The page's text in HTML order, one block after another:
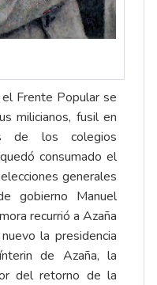
Frente Popular se
milicianos, fusil en
de los colegios
consumado el
generales
gobierno Manuel
recurrió a Azaña
la presidencia
de Azaña, la
del retorno de la